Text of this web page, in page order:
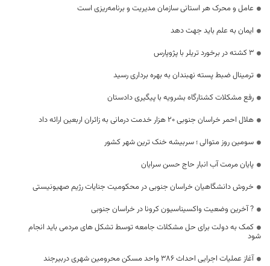
عامل و محرک هر استانی سازمان مدیریت و برنامه‌ریزی است
ایمان به علم باید جهت دهد
3 کشته در برخورد تریلر با پژوپارس
ترمینال ضبط پسته نهبندان به بهره برداری رسید
رفع مشکلات کشتارگاه بشرویه با پیگیری دادستان
هلال احمر خراسان‌ جنوبی ۲۰ هزار خدمت درمانی به زائران اربعین ارائه داد
سومین روز متوالی ؛ سربیشه خنک ترین شهر کشور
پایان مرمت آب انبار حاج حسن سرایان
خروش دانشگاهیان خراسان جنوبی در محکومیت جنایات رژیم صهیونیستی
? آخرین وضعیت واکسیناسیون کرونا در خراسان جنوبی
کمک به دولت برای حل مشکلات جامعه توسط تشکل های مردمی باید انجام
شود
آغاز عملیات اجرایی احداث ۳۸۶ واحد مسکن محرومین شهری دربیرجند